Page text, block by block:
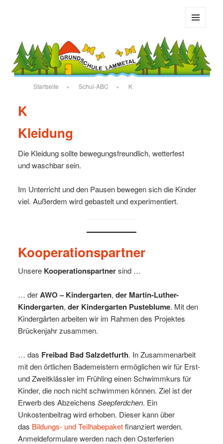
UND
WIDGETS
Startseite » Schul-ABC » K
K
Kleidung
Die Kleidung sollte bewegungsfreundlich, wetterfest
und waschbar sein.
Im Unterricht und den Pausen bewegen sich die Kinder
viel. Außerdem wird gebastelt und experimentiert.
Kooperationspartner
Unsere Kooperationspartnersind …
… derAWO – Kindergarten, der Martin-Luther-
Kindergarten, der Kindergarten Pusteblume. Mit den
Kindergärten arbeiten wir im Rahmen des Projektes
Brückenjahr zusammen.
… das Freibad Bad Salzdetfurth. In Zusammenarbeit
mit den örtlichen Bademeistern ermöglichen wir für Erst-
und Zweitklässler im Frühling einen Schwimmkurs für
Kinder, die noch nicht schwimmen können. Ziel ist der
Erwerb des Abzeichens Seepferdchen. Ein
Unkostenbeitrag wird erhoben. Dieser kann über
das Bildungs- und Teilhabepaketfinanziert werden.
Anmeldeformulare werden nach den Osterferien